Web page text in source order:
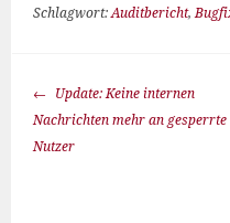
Schlagwort:Auditbericht,
Update: Keine internen
Nachrichten mehr an gesperrte
Nutzer